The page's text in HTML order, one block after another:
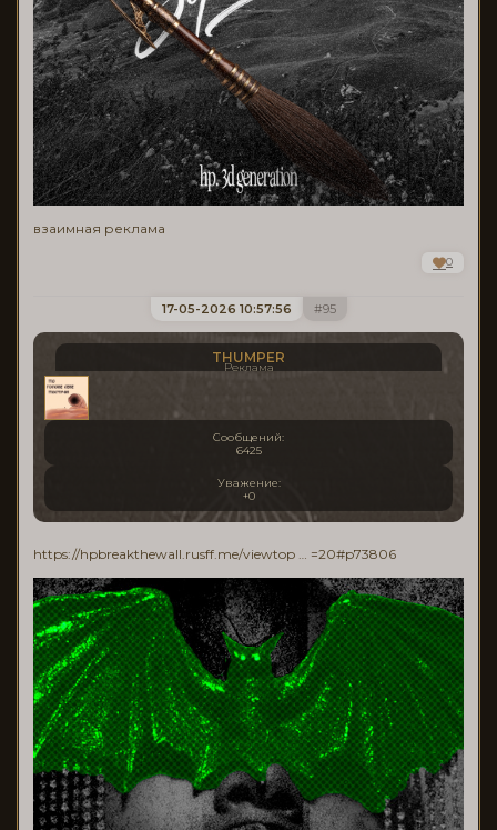
взаимная реклама
0
95
17-05-2026 10:57:56
THUMPER
Реклама
Сообщений:
6425
Уважение:
+0
https://hpbreakthewall.rusff.me/viewtop … =20#p73806